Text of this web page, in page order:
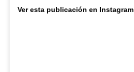
Ver esta publicación en Instagram